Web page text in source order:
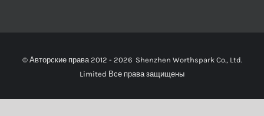
© Авторские права 2012 - 2026Shenzhen Worthspark Co., Ltd.
Limited Все права защищены